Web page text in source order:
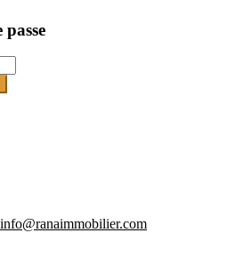
info@ranaimmobilier.com